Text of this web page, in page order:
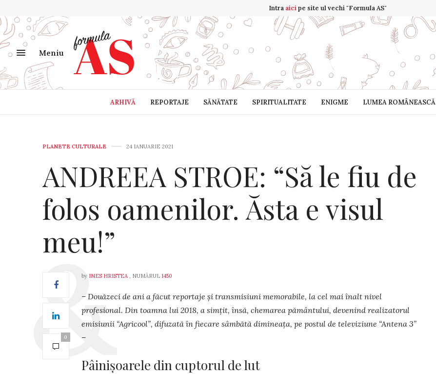
Intra aicipe site ul vechi "Formula AS"
Meniu
ARHIVĂ REPORTAJE SĂNĂTATE SPIRITUALITATE ENIGME LUMEA ROMÂNEASCĂ
PLANETE CULTURALE 24 IANUARIE 2021
ANDREEA STROE: “Să le fiu de
folos oamenilor. Ăsta e visul
meu!”
0
by INES HRISTEA , NUMĂRUL 1450
– Douăzeci de ani a făcut reportaje şi transmisiuni memorabile, la cel mai înalt nivel
profesional. Din toamna lui 2018, a simțit, însă, chemarea pământului, devenind realizatorul
emisiunii “Agricool”, difuzată în fiecare sâmbătă dimineaţa, pe postul de televiziune “Antena 3”
–
Pâinișoarele din cuptorul de lut